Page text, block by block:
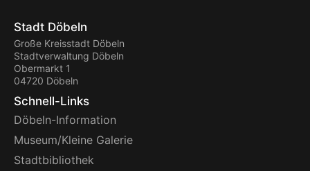
Stadt Döbeln
Große Kreisstadt Döbeln
Stadtverwaltung Döbeln
Obermarkt 1
04720 Döbeln
Schnell-Links
Döbeln-Information
Museum/Kleine Galerie
Stadtbibliothek